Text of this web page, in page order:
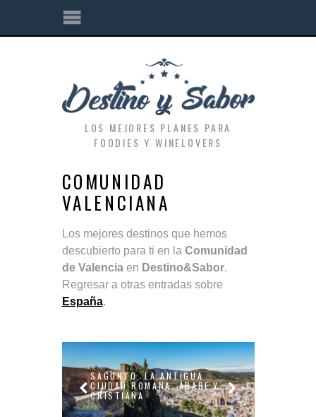
LOS MEJORES PLANES PARA
FOODIES Y WINELOVERS
COMUNIDAD
VALENCIANA
Los mejores destinos que hemos
descubierto para ti en la Comunidad
de Valenciaen Destino&Sabor.
Regresar a otras entradas sobre
España.
SAGUNTO, LA ANTIGUA
CIUDAD ROMANA, ÁRABE Y
CRISTIANA